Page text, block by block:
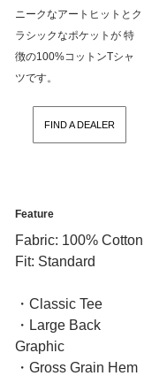
ニークなアートヒットとク
ラシックなポケットが 特
徴の100%コットンTシャ
ツです。
FIND A DEALER
Feature
Fabric: 100% Cotton
Fit: Standard
・Classic Tee
・Large Back
Graphic
・Gross Grain Hem